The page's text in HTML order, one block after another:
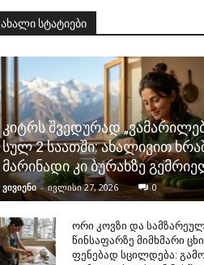
ახალი სტატიები
კიტრს შვედურად
სულ 2 საათში: ახალივით
მარინადი კი ბურახზე
ვივიენი - ივლისი 27, 2026 0
ორი კოვზი და
წინსაფარზე მიმხმარი
ფენებად სცილდება: